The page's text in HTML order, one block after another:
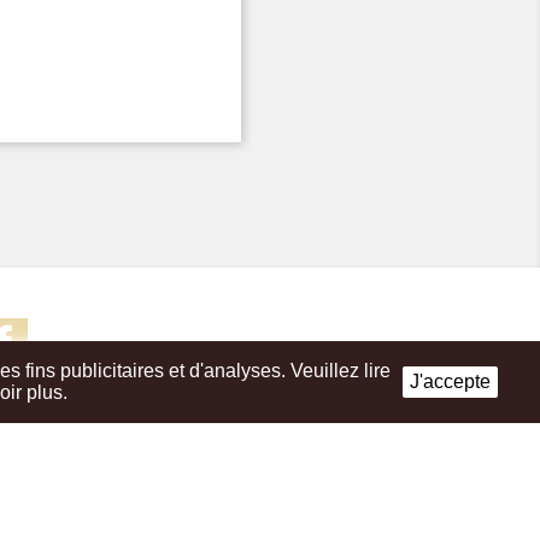
fins publicitaires et d'analyses. Veuillez lire
plus.
J'accepte